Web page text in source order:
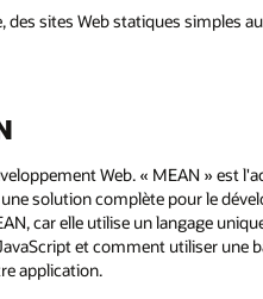
sites Web statiques simples
Web. « MEAN » est
solution complète pour le
car elle utilise un langage
et comment utiliser une
application.